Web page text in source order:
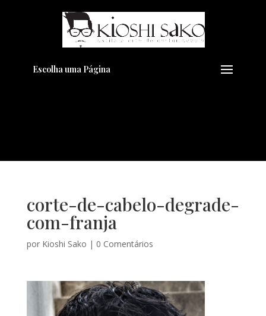
Escolha uma Página
corte-de-cabelo-degrade-
com-franja
por Kioshi Sako | 0 Comentários
Pensando em transformar seu
Visual??